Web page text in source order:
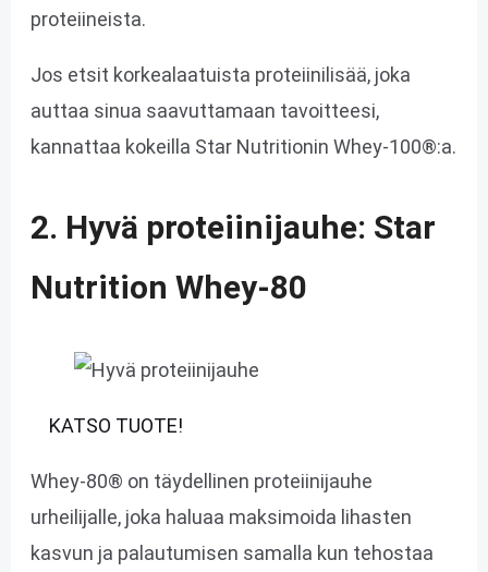
proteiineista.
Jos etsit korkealaatuista proteiinilisää, joka
auttaa sinua saavuttamaan tavoitteesi,
kannattaa kokeilla Star Nutritionin Whey-100®:a.
2. Hyvä proteiinijauhe: Star
Nutrition Whey-80
KATSO TUOTE!
Whey-80® on täydellinen proteiinijauhe
urheilijalle, joka haluaa maksimoida lihasten
kasvun ja palautumisen samalla kun tehostaa